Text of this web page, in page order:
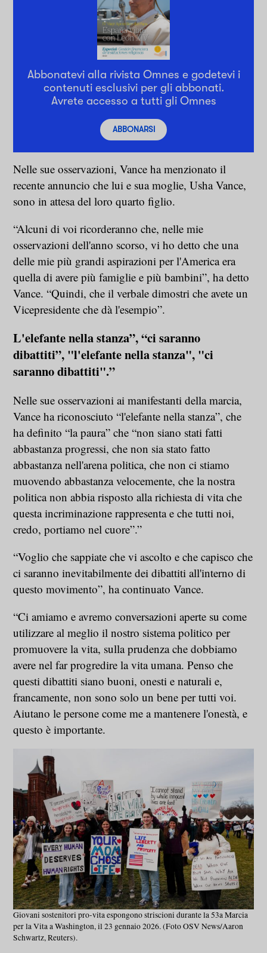
Abbonatevi alla rivista Omnes e godetevi i
contenuti esclusivi per gli abbonati.
Avrete accesso a tutti gli Omnes
ABBONARSI
Nelle sue osservazioni, Vance ha menzionato il
recente annuncio che lui e sua moglie, Usha Vance,
sono in attesa del loro quarto figlio.
“Alcuni di voi ricorderanno che, nelle mie
osservazioni dell'anno scorso, vi ho detto che una
delle mie più grandi aspirazioni per l'America era
quella di avere più famiglie e più bambini”, ha detto
Vance. “Quindi, che il verbale dimostri che avete un
Vicepresidente che dà l'esempio”.
L'elefante nella stanza”, “ci saranno
dibattiti”, "l'elefante nella stanza", "ci
saranno dibattiti".”
Nelle sue osservazioni ai manifestanti della marcia,
Vance ha riconosciuto “l'elefante nella stanza”, che
ha definito “la paura” che “non siano stati fatti
abbastanza progressi, che non sia stato fatto
abbastanza nell'arena politica, che non ci stiamo
muovendo abbastanza velocemente, che la nostra
politica non abbia risposto alla richiesta di vita che
questa incriminazione rappresenta e che tutti noi,
credo, portiamo nel cuore”.”
“Voglio che sappiate che vi ascolto e che capisco che
ci saranno inevitabilmente dei dibattiti all'interno di
questo movimento”, ha continuato Vance.
“Ci amiamo e avremo conversazioni aperte su come
utilizzare al meglio il nostro sistema politico per
promuovere la vita, sulla prudenza che dobbiamo
avere nel far progredire la vita umana. Penso che
questi dibattiti siano buoni, onesti e naturali e,
francamente, non sono solo un bene per tutti voi.
Aiutano le persone come me a mantenere l'onestà, e
questo è importante.
Giovani sostenitori pro-vita espongono striscioni durante la 53a Marcia
per la Vita a Washington, il 23 gennaio 2026. (Foto OSV News/Aaron
Schwartz, Reuters).